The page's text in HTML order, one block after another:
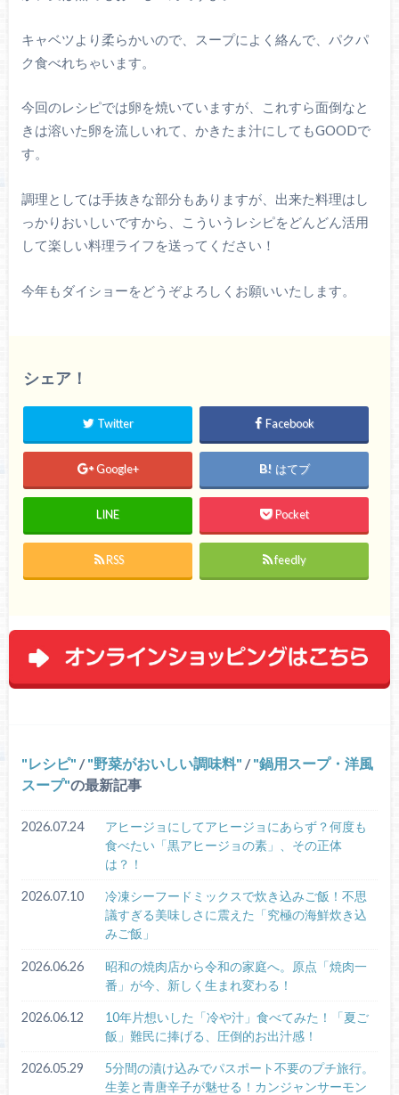
キャベツより柔らかいので、スープによく絡んで、パクパ
ク食べれちゃいます。
今回のレシピでは卵を焼いていますが、これすら面倒なと
きは溶いた卵を流しいれて、かきたま汁にしてもGOODで
す。
調理としては手抜きな部分もありますが、出来た料理はし
っかりおいしいですから、こういうレシピをどんどん活用
して楽しい料理ライフを送ってください！
今年もダイショーをどうぞよろしくお願いいたします。
シェア！
Twitter Facebook
Google+ はてブ
LINE Pocket
RSS feedly
レシピ / 野菜がおいしい調味料 / 鍋用スープ・洋風
スープ の最新記事
2026.07.24
アヒージョにしてアヒージョにあらず？何度も
食べたい「黒アヒージョの素」、その正体
は？！
2026.07.10
冷凍シーフードミックスで炊き込みご飯！不思
議すぎる美味しさに震えた「究極の海鮮炊き込
みご飯」
2026.06.26
昭和の焼肉店から令和の家庭へ。原点「焼肉一
番」が今、新しく生まれ変わる！
2026.06.12
10年片想いした「冷や汁」食べてみた！「夏ご
飯」難民に捧げる、圧倒的お出汁感！
2026.05.29
5分間の漬け込みでパスポート不要のプチ旅行。
生姜と青唐辛子が魅せる！カンジャンサーモン